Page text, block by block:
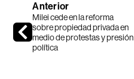
Anterior
Milei cede en la reforma
sobre propiedad privada en
medio de protestas y presión
política